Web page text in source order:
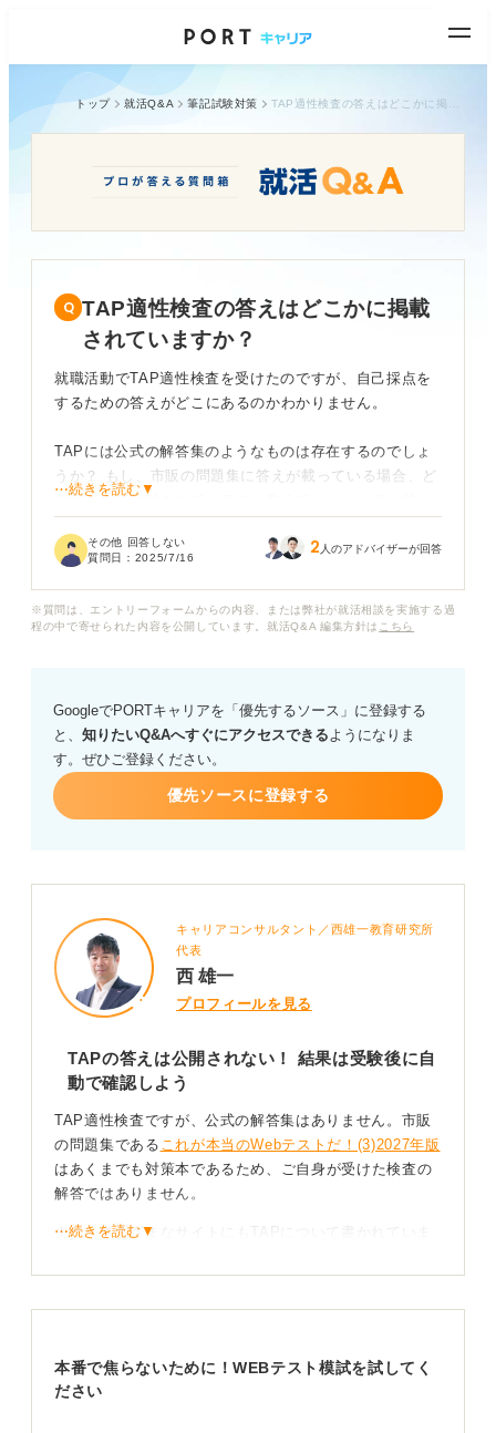
トップ 就活Q&A 筆記試験対策
TAP適性検査の答えはどこかに掲載
されていますか？
就職活動でTAP適性検査を受けたのですが、自己採点を
するための答えがどこにあるのかわかりません。
TAPには公式の解答集のようなものは存在するのでしょ
うか？ もし、市販の問題集に答えが載っている場合、ど
の問題集に掲載されているのか教えていただけると助か
習方法についてもアドバイスをいただけると嬉しいで
⋯続きを読む▼
その他 回答しない
質問日： 2025/7/16 2 人のアドバイザーが回答
※質問は、エントリーフォームからの内容、または弊社が就活相談を実施する過
程の中で寄せられた内容を公開しています。就活Q&A 編集方針は こちら
GoogleでPORTキャリアを「優先するソース」に登録する
と、 知りたいQ&Aへすぐにアクセスできるようになりま
す。ぜひご登録ください。
優先ソースに登録する
キャリアコンサルタント／西雄一教育研究所
代表
西 雄一
プロフィールを見る
TAPの答えは公開されない！ 結果は受験後に自
動で確認しよう
TAP適性検査ですが、公式の解答集はありません。市販
の問題集である これが本当のWebテストだ！(3)2027年版
はあくまでも対策本であるため、ご自身が受けた検査の
解答ではありません。
また、さまざまなサイトにもTAPについて書かれていま
つまり、自己採点ができないということです。
Web版なら終了後すぐ結果を確認可能！
⋯続きを読む▼
本番で焦らないために！WEBテスト模試を試してく
ださい